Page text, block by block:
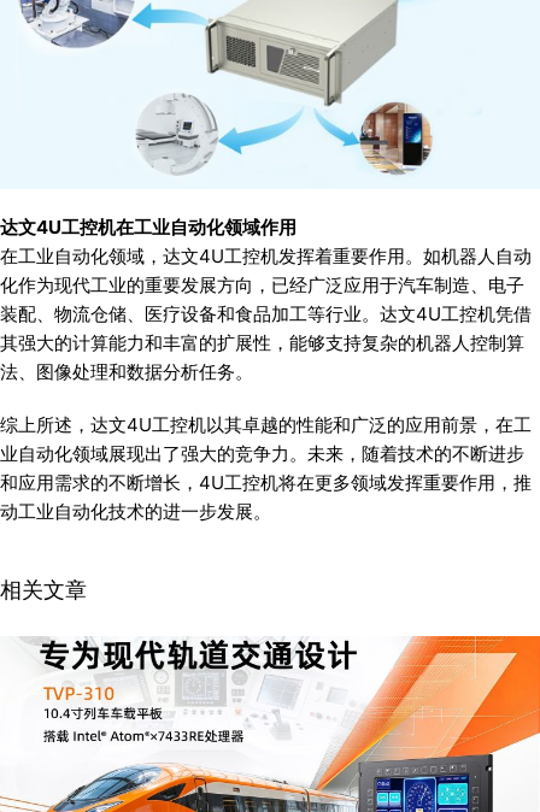
达文4U工控机在工业自动化领域作用
在工业自动化领域，达文4U工控机发挥着重要作用。如机器人自动
化作为现代工业的重要发展方向，已经广泛应用于汽车制造、电子
装配、物流仓储、医疗设备和食品加工等行业。达文4U工控机凭借
其强大的计算能力和丰富的扩展性，能够支持复杂的机器人控制算
法、图像处理和数据分析任务。
综上所述，达文4U工控机以其卓越的性能和广泛的应用前景，在工
业自动化领域展现出了强大的竞争力。未来，随着技术的不断进步
和应用需求的不断增长，4U工控机将在更多领域发挥重要作用，推
动工业自动化技术的进一步发展。
相关文章